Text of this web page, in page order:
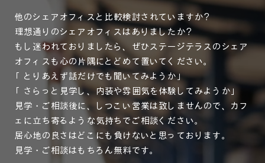
他のシェアオフィスと比較検討されていますか？
理想通りのシェアオフィスはありましたか？
もし迷われておりましたら、ぜひステージテラスのシェア
オフィスも心の片隅にとどめて置いてください。
「とりあえず話だけでも聞いてみようか」
「さらっと見学し、内装や雰囲気を体験してみようか」
見学・ご相談後に、しつこい営業は致しませんので、カフ
ェに立ち寄るような気持ちでご相談ください。
居心地の良さはどこにも負けないと思っております。
見学・ご相談はもちろん無料です。